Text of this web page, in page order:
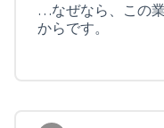
…なぜなら、この
からです。